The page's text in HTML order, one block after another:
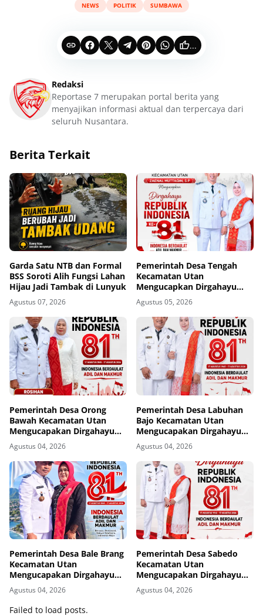
NEWS POLITIK SUMBAWA
...
Redaksi
Reportase 7 merupakan portal berita yang
menyajikan informasi aktual dan terpercaya dari
seluruh Nusantara.
Berita Terkait
Garda Satu NTB dan Formal
BSS Soroti Alih Fungsi Lahan
Hijau Jadi Tambak di Lunyuk
Agustus 07, 2026
Pemerintah Desa Tengah
Kecamatan Utan
Mengucapkan Dirgahayu
Republik Indonesia ke-81
Agustus 05, 2026
Pemerintah Desa Orong
Bawah Kecamatan Utan
Mengucapakan Dirgahayu
Republik Indonesia ke-81
Agustus 04, 2026
Pemerintah Desa Labuhan
Bajo Kecamatan Utan
Mengucapakan Dirgahayu
Republik Indonesia ke-81
Agustus 04, 2026
Pemerintah Desa Bale Brang
Kecamatan Utan
Mengucapakan Dirgahayu
Republik Indonesia ke-81
Agustus 04, 2026
Pemerintah Desa Sabedo
Kecamatan Utan
Mengucapakan Dirgahayu
Republik Indonesia ke-81
Agustus 04, 2026
Failed to load posts.